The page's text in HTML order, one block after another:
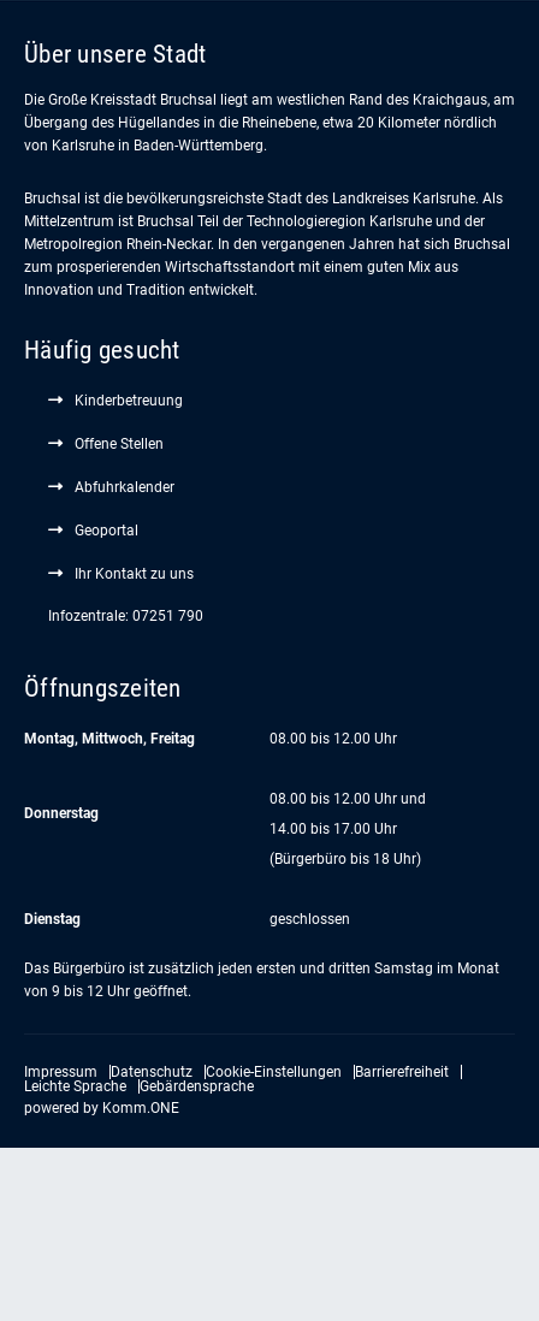
Über unsere Stadt
Die Große Kreisstadt Bruchsal liegt am westlichen Rand des Kraichgaus, am
Übergang des Hügellandes in die Rheinebene, etwa 20 Kilometer nördlich
von Karlsruhe in Baden-Württemberg.
Bruchsal ist die bevölkerungsreichste Stadt des Landkreises Karlsruhe. Als
Mittelzentrum ist Bruchsal Teil der Technologieregion Karlsruhe und der
Metropolregion Rhein-Neckar. In den vergangenen Jahren hat sich Bruchsal
zum prosperierenden Wirtschaftsstandort mit einem guten Mix aus
Innovation und Tradition entwickelt.
Häufig gesucht
Kinderbetreuung
Offene Stellen
Abfuhrkalender
Geoportal
Ihr Kontakt zu uns
Infozentrale: 07251 790
Öffnungszeiten
Montag, Mittwoch, Freitag 08.00 bis 12.00 Uhr
Donnerstag
08.00 bis 12.00 Uhr und
14.00 bis 17.00 Uhr
(Bürgerbüro bis 18 Uhr)
Dienstag geschlossen
Das Bürgerbüro ist zusätzlich jeden ersten und dritten Samstag im Monat
von 9 bis 12 Uhr geöffnet.
Impressum Datenschutz Cookie-Einstellungen
Barrierefreiheit
Leichte Sprache
Gebärdensprache
powered by Komm.ONE